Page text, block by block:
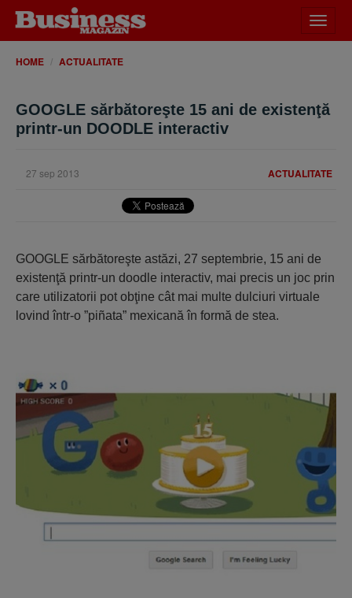
meniu
HOME ACTUALITATE
GOOGLE sărbătoreşte 15 ani de existenţă
printr-un DOODLE interactiv
ACTUALITATE
27 sep 2013
GOOGLE sărbătoreşte astăzi, 27 septembrie, 15 ani de
existenţă printr-un doodle interactiv, mai precis un joc prin
care utilizatorii pot obţine cât mai multe dulciuri virtuale
lovind într-o ”piñata” mexicană în formă de stea.